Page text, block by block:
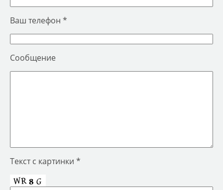
Ваш телефон *
Сообщение
Текст с картинки *